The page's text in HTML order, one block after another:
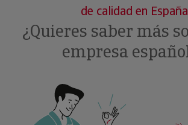
de calidad en España
¿Quieres saber más
empresa